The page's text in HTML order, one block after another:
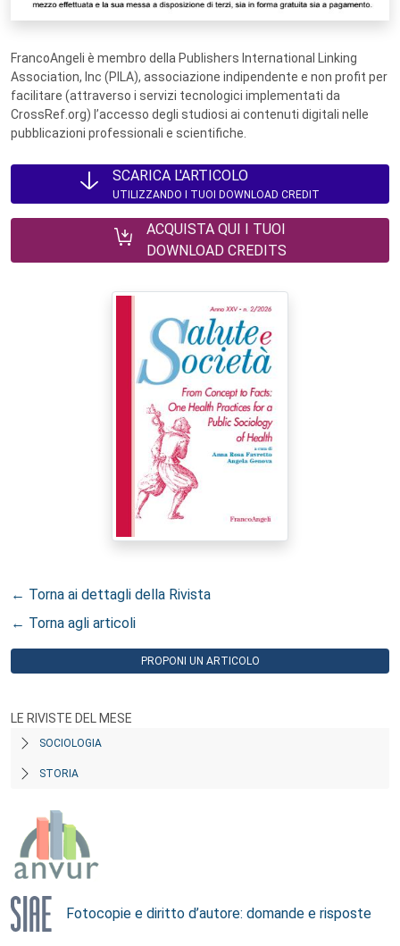
FrancoAngeli è membro della Publishers International Linking
Association, Inc (PILA), associazione indipendente e non profit per
facilitare (attraverso i servizi tecnologici implementati da
CrossRef.org) l’accesso degli studiosi ai contenuti digitali nelle
pubblicazioni professionali e scientifiche.
SCARICA L'ARTICOLO
UTILIZZANDO I TUOI DOWNLOAD CREDIT
ACQUISTA QUI I TUOI
DOWNLOAD CREDITS
← Torna ai dettagli della Rivista
← Torna agli articoli
PROPONI UN ARTICOLO
LE RIVISTE DEL MESE
SOCIOLOGIA
STORIA
Fotocopie e diritto d’autore: domande e risposte